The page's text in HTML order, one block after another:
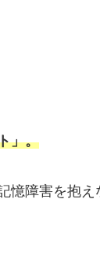
」。
憶障害を抱